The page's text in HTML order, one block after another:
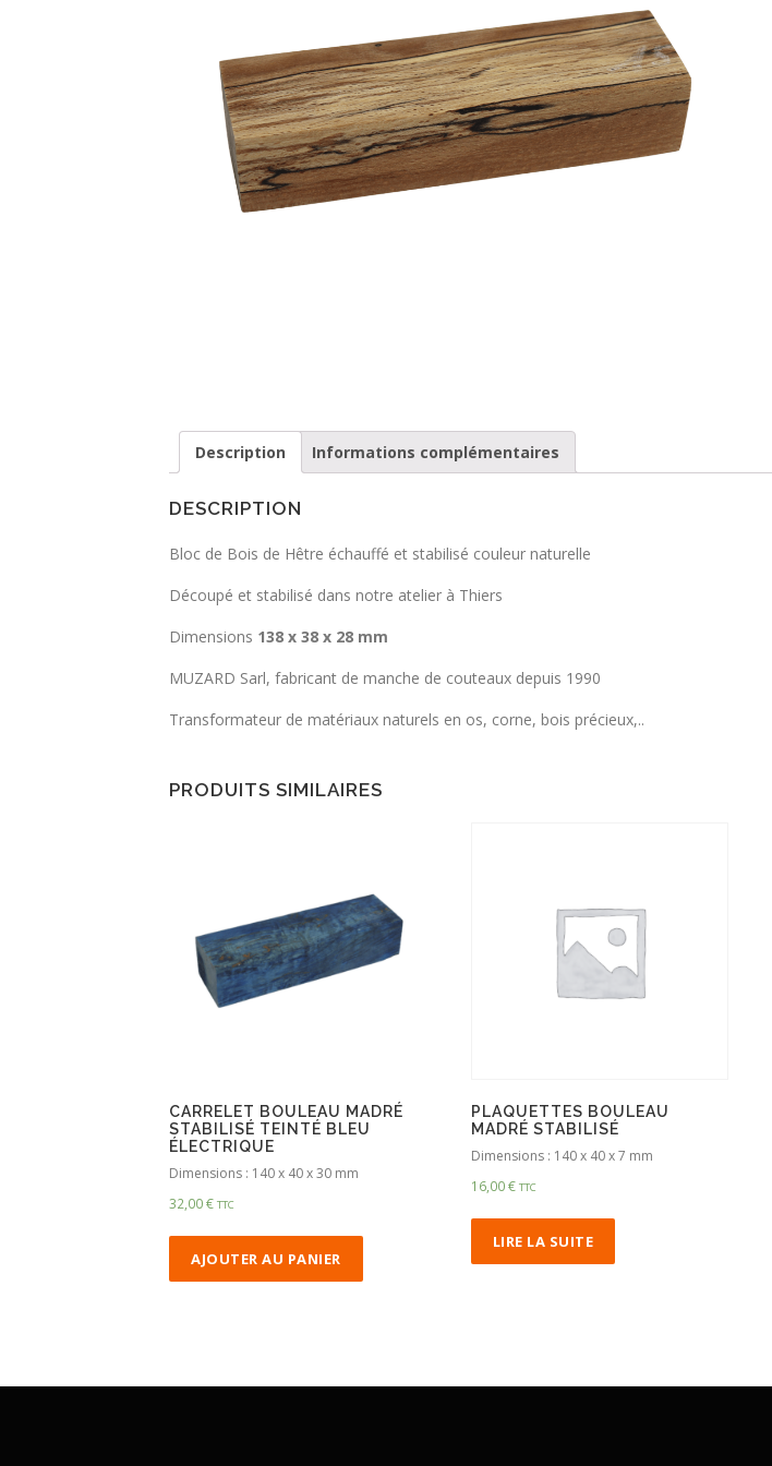
Description Informations complémentaires
DESCRIPTION
Bloc de Bois de Hêtre échauffé et stabilisé couleur naturelle
Découpé et stabilisé dans notre atelier à Thiers
Dimensions 138 x 38 x 28 mm
MUZARD Sarl, fabricant de manche de couteaux depuis 1990
Transformateur de matériaux naturels en os, corne, bois précieux,..
PRODUITS SIMILAIRES
CARRELET BOULEAU MADRÉ
STABILISÉ TEINTÉ BLEU
ÉLECTRIQUE
Dimensions : 140 x 40 x 30 mm
32,00€ TTC
AJOUTER AU PANIER
PLAQUETTES BOULEAU
MADRÉ STABILISÉ
Dimensions : 140 x 40 x 7 mm
16,00€ TTC
LIRE LA SUITE